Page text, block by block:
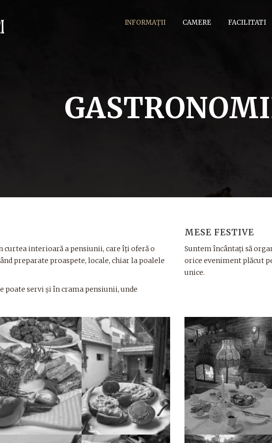
INFORMAȚII CAMERE FACILITATI
curtea interioară a pensiunii, care îți oferă o
preparate proaspete, locale, chiar la poalele
poate servi și în crama pensiunii, unde
MESE FESTIVE
Suntem încântați să
orice eveniment plăcut
unice.